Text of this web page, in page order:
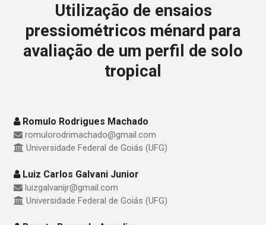
Utilização de ensaios
pressiométricos ménard para
avaliação de um perfil de solo
tropical
Romulo Rodrigues Machado
romulorodrimachado@gmail.com
Universidade Federal de Goiás (UFG)
Luiz Carlos Galvani Junior
luizgalvanijr@gmail.com
Universidade Federal de Goiás (UFG)